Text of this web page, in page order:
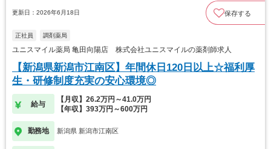
更新日：2026年6月18日 保存する
正社員 調剤薬局
ユニスマイル薬局 亀田向陽店 株式会社ユニスマイルの薬剤師求人
【新潟県新潟市江南区】年間休日120日以上☆福利厚
生・研修制度充実の安心環境◎
給与
【月収】26.2万円～41.0万円
【年収】393万円～600万円
勤務地 新潟県 新潟市江南区